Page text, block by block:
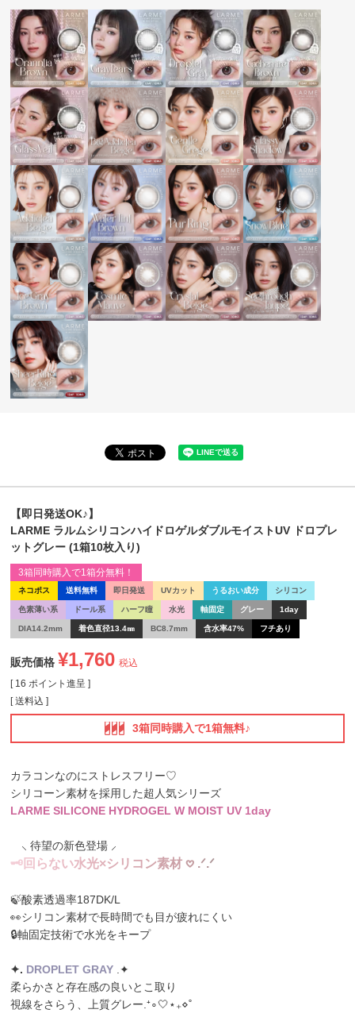
【即日発送OK♪】
LARME ラルムシリコンハイドロゲルダブルモイストUV ドロプレ
ットグレー (1箱10枚入り)
ネコポス 送料無料 即日発送 UVカット うるおい成分 シリコン
色素薄い系 ドール系 ハーフ瞳 水光 軸固定 グレー 1day
DIA14.2mm 着色直径13.4㎜ BC8.7mm 含水率47% フチあり
3箱同時購入で1箱分無料！
販売価格 ¥1,760 税込
[ 16 ポイント進呈 ]
送料込
3箱同時購入で1箱無料♪
カラコンなのにストレスフリー♡
シリコーン素材を採用した超人気シリーズ
LARME SILICONE HYDROGEL W MOIST UV 1day
⸜ 待望の新色登場 ⸝
🗝回 らない水光×シリ コ ン素材 𖹭 .ᐟ.ᐟ
🍃酸素透過率187DK/L
👀シリコン素材で長時間でも目が疲れにくい
🔒軸固定技術で水光をキープ
✦️️. DROPLET GRAY .✦️
柔らかさと存在感の良いとこ取り
視線をさらう、上質グレー.⁺∘🤍⋆₊⋄˚